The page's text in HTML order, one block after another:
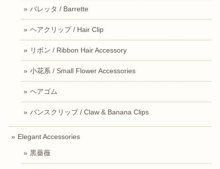
バレッタ / Barrette
ヘアクリップ / Hair Clip
リボン / Ribbon Hair Accessory
小花系 / Small Flower Accessories
ヘアゴム
バンスクリップ / Claw & Banana Clips
Elegant Accessories
黒薔薇